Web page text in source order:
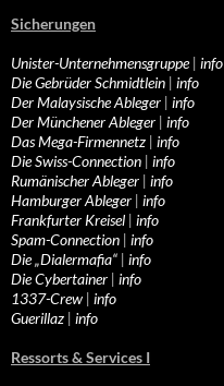
Sicherungen
Unister-Unternehmensgruppe| info
Die Gebrüder Schmidtlein | info
Der Malaysische Ableger | info
Der Münchener Ableger | info
Das Mega-Firmennetz | info
Die Swiss-Connection | info
Rumänischer Ableger | info
Hamburger Ableger | info
Frankfurter Kreisel | info
Spam-Connection | info
Die „Dialermafia“ | info
Die Cybertainer | info
1337-Crew | info
Guerillaz | info
Ressorts & Services I